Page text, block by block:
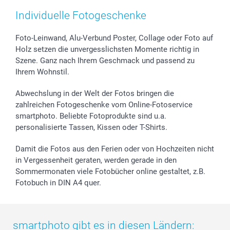
Zubehör & Material
Sticker & Etiketten
Geschenk-Gutscheine (PDF)
AGB
Presse
Partnerprogramme
Investor Relations
Widerrufsrecht
Muttertag
Kommunion & Konfirmation
Hochzeit
Geburtstag
Zu allen Anlässen
Preise und Versandkosten
48h Lieferung
Zahlungsmöglichkeiten
Anmelden /Registrieren
Status der Bestellung
smartfriends
smartgarantie
smartbonus
Individuelle Fotogeschenke
Foto-Leinwand, Alu-Verbund Poster, Collage oder Foto auf
Holz setzen die unvergesslichsten Momente richtig in
Szene. Ganz nach Ihrem Geschmack und passend zu
Ihrem Wohnstil.
Abwechslung in der Welt der Fotos bringen die
zahlreichen Fotogeschenke vom Online-Fotoservice
smartphoto. Beliebte Fotoprodukte sind u.a.
personalisierte Tassen, Kissen oder T-Shirts.
Damit die Fotos aus den Ferien oder von Hochzeiten nicht
in Vergessenheit geraten, werden gerade in den
Sommermonaten viele Fotobücher online gestaltet, z.B.
Fotobuch in DIN A4 quer.
smartphoto gibt es in diesen Ländern: